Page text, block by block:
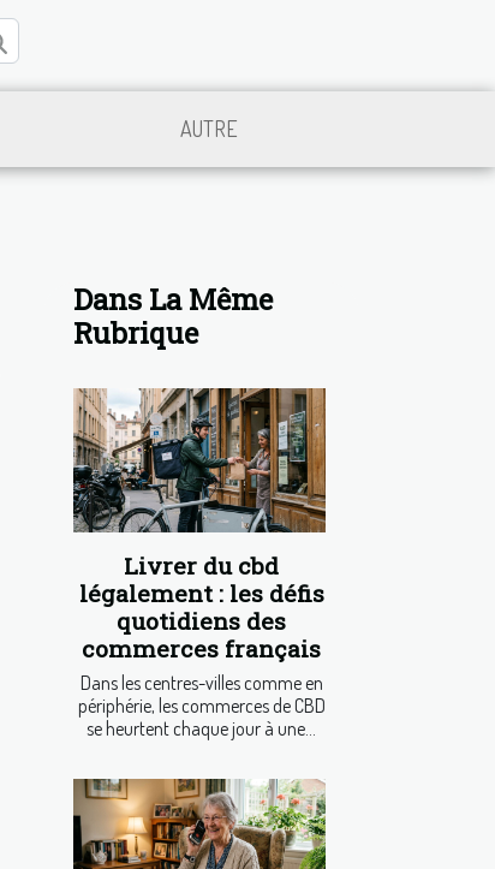
AUTRE
Dans La Même
Rubrique
Livrer du cbd
légalement : les défis
quotidiens des
commerces français
Dans les centres-villes comme en
périphérie, les commerces de CBD
se heurtent chaque jour à une...